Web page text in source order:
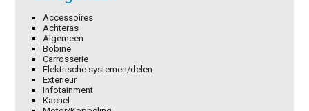
Accessoires
Achteras
Algemeen
Bobine
Carrosserie
Elektrische systemen/delen
Exterieur
Infotainment
Kachel